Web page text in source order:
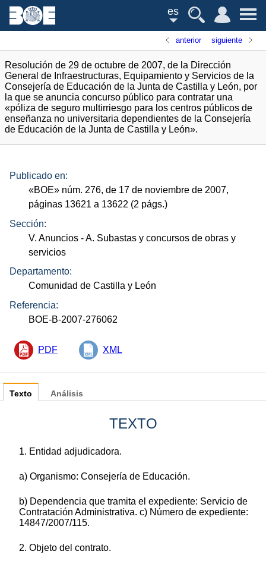
es
anterior siguiente
Resolución de 29 de octubre de 2007, de la Dirección
General de Infraestructuras, Equipamiento y Servicios de la
Consejería de Educación de la Junta de Castilla y León, por
la que se anuncia concurso público para contratar una
«póliza de seguro multirriesgo para los centros públicos de
enseñanza no universitaria dependientes de la Consejería
de Educación de la Junta de Castilla y León».
Publicado en:
«BOE» núm. 276, de 17 de noviembre de 2007,
páginas 13621 a 13622 (2 págs.)
Sección:
V. Anuncios - A. Subastas y concursos de obras y
servicios
Departamento:
Comunidad de Castilla y León
Referencia:
BOE-B-2007-276062
PDF XML
Texto
TEXTO
1. Entidad adjudicadora.
a) Organismo: Consejería de Educación.
b) Dependencia que tramita el expediente: Servicio de
Contratación Administrativa. c) Número de expediente:
14847/2007/115.
2. Objeto del contrato.
Análisis